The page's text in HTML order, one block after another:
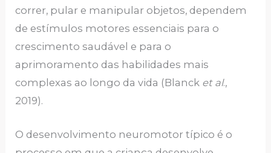
correr, pular e manipular objetos, dependem
de estímulos motores essenciais para o
crescimento saudável e para o
aprimoramento das habilidades mais
complexas ao longo da vida (Blanck et al.,
2019).
O desenvolvimento neuromotor típico é o